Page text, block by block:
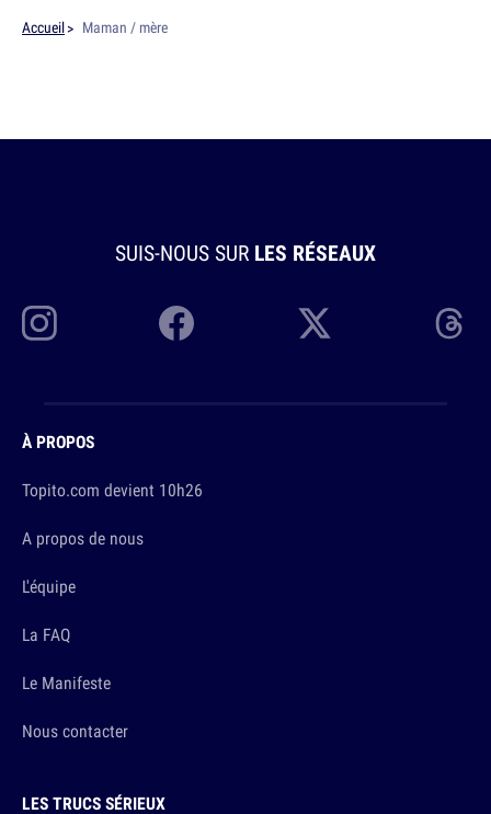
Accueil Maman / mère
SUIS-NOUS SUR LES RÉSEAUX
À PROPOS
Topito.com devient 10h26
A propos de nous
L'équipe
La FAQ
Le Manifeste
Nous contacter
LES TRUCS SÉRIEUX